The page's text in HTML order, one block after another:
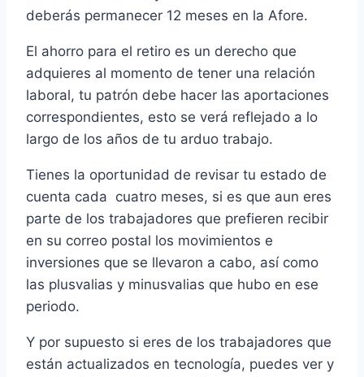
deberás permanecer 12 meses en la Afore.
El ahorro para el retiro es un derecho que
adquieres al momento de tener una relación
laboral, tu patrón debe hacer las aportaciones
correspondientes, esto se verá reflejado a lo
largo de los años de tu arduo trabajo.
Tienes la oportunidad de revisar tu estado de
cuenta cada cuatro meses, si es que aun eres
parte de los trabajadores que prefieren recibir
en su correo postal los movimientos e
inversiones que se llevaron a cabo, así como
las plusvalias y minusvalias que hubo en ese
periodo.
Y por supuesto si eres de los trabajadores que
están actualizados en tecnología, puedes ver y